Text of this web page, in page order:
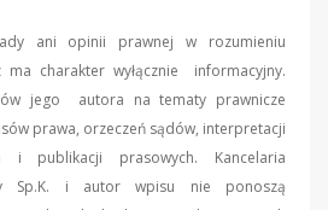
ani opinii prawnej w rozumieniu
charakter wyłącznie informacyjny.
jego autora na tematy prawnicze
prawa, orzeczeń sądów, interpretacji
i publikacji prasowych. Kancelaria
Sp.K. i autor wpisu nie ponoszą